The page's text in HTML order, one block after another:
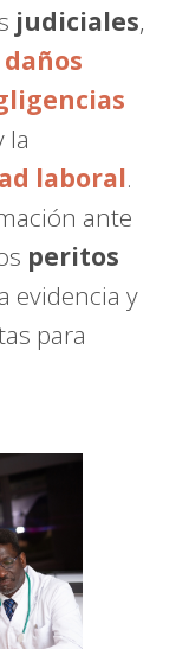
judiciales,
la
laboral.
ante
peritos
evidencia y
para